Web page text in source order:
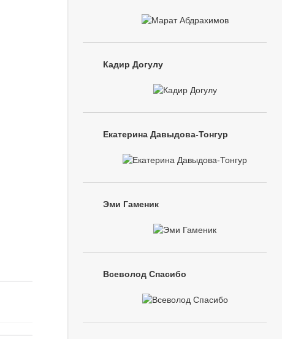
Кадир Догулу
Екатерина Давыдова-Тонгур
Эми Гаменик
Всеволод Спасибо